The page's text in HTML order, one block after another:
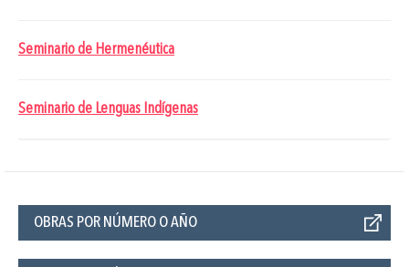
Seminario de Hermenéutica
Seminario de Lenguas Indígenas
OBRAS POR NÚMERO O AÑO